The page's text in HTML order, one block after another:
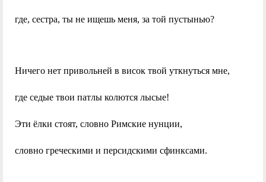
где, сестра, ты не ищешь меня, за той пустынью?
Ничего нет привольней в висок твой уткнуться мне,
где седые твои патлы колются лысые!
Эти ёлки стоят, словно Римские нунции,
словно греческими и персидскими сфинксами.